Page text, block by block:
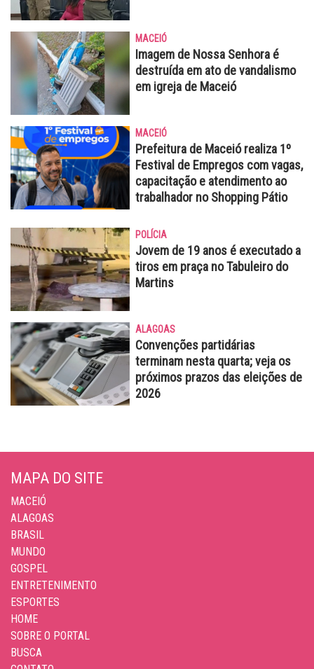
MACEIÓ
Imagem de Nossa Senhora é
destruída em ato de vandalismo
em igreja de Maceió
MACEIÓ
Prefeitura de Maceió realiza 1º
Festival de Empregos com vagas,
capacitação e atendimento ao
trabalhador no Shopping Pátio
POLÍCIA
Jovem de 19 anos é executado a
tiros em praça no Tabuleiro do
Martins
ALAGOAS
Convenções partidárias
terminam nesta quarta; veja os
próximos prazos das eleições de
2026
MAPA DO SITE
MACEIÓ
ALAGOAS
BRASIL
MUNDO
GOSPEL
ENTRETENIMENTO
ESPORTES
HOME
SOBRE O PORTAL
BUSCA